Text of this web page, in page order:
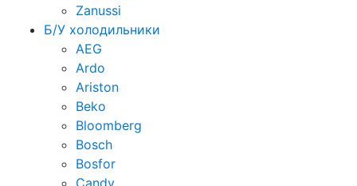
Zanussi
Б/У холодильники
AEG
Ardo
Ariston
Beko
Bloomberg
Bosch
Bosfor
Candy